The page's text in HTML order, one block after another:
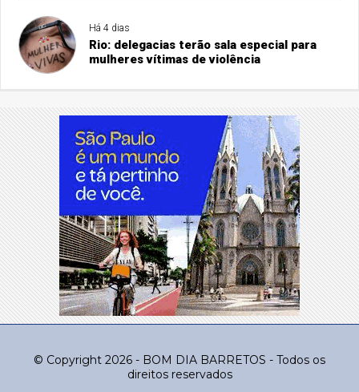
Há 4 dias
Rio: delegacias terão sala especial para
mulheres vítimas de violência
© Copyright 2026 - BOM DIA BARRETOS - Todos os
direitos reservados